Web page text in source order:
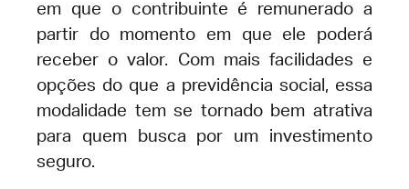
em que o contribuinte é remunerado a
partir do momento em que ele poderá
receber o valor. Com mais facilidades e
opções do que a previdência social, essa
modalidade tem se tornado bem atrativa
para quem busca por um investimento
seguro.